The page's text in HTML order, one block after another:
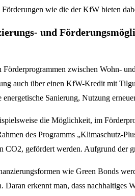
wie die der KfW bieten
und
zwischen Wohn-
auch über einen KfW-Kredit mit
Sanierung, Nutzung
die Möglichkeit, im
des Programms „Klimaschutz-
CO2, gefördert werden. Aufgrund der
wie Green Bonds
Daran erkennt man, dass nachhaltiges